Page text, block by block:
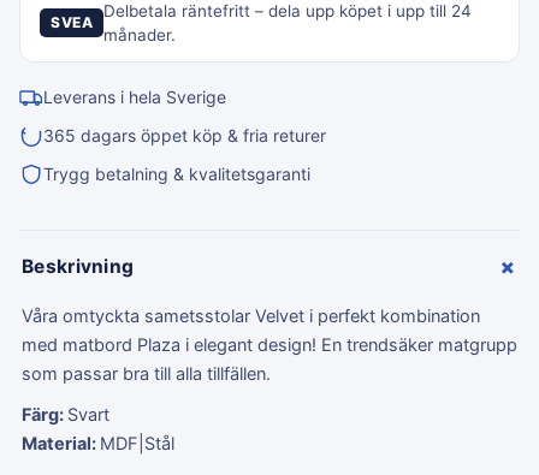
SVEA
Delbetala räntefritt – dela upp köpet i upp till 24
månader.
Leverans i hela Sverige
365 dagars öppet köp & fria returer
Trygg betalning & kvalitetsgaranti
Beskrivning +
Våra omtyckta sametsstolar Velvet i perfekt kombination
med matbord Plaza i elegant design! En trendsäker matgrupp
som passar bra till alla tillfällen.
Färg: Svart
Material: MDF|Stål